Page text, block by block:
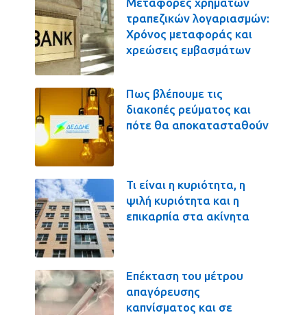
τραπεζικών λογαριασμών:
Χρόνος μεταφοράς και
χρεώσεις εμβασμάτων
Πως βλέπουμε τις
διακοπές ρεύματος και
πότε θα αποκατασταθούν
Τι είναι η κυριότητα, η
ψιλή κυριότητα και η
επικαρπία στα ακίνητα
Επέκταση του μέτρου
απαγόρευσης
καπνίσματος και σε